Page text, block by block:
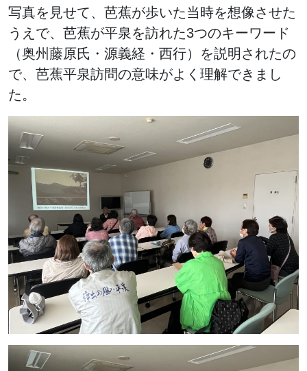
写真を見せて、芭蕉が歩いた当時を想像させた
うえで、芭蕉が平泉を訪れた3つのキーワード
（奥州藤原氏・源義経・西行）を説明されたの
で、芭蕉平泉訪問の意味がよく理解できまし
た。